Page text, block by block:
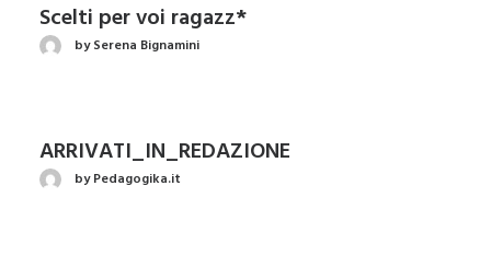
Scelti per voi ragazz*
by Serena Bignamini
ARRIVATI_IN_REDAZIONE
by Pedagogika.it